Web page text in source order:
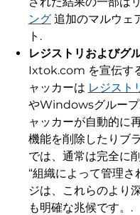
ング追加のマルウェ
ト.
レジストリおよびグ
Ixtok.com を宣伝す
ャッカーは レジスト
やWindowsグループ
ャッカーが自動的に
機能を削除したりブ
では、通常は完全に
“組織によって管理
ジは、これらのより
も明確な兆候です。.